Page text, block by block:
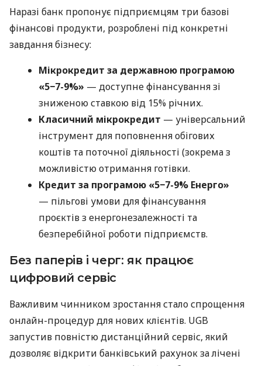
Наразі банк пропонує підприємцям три базові
фінансові продукти, розроблені під конкретні
завдання бізнесу:
Мікрокредит за державною програмою
«5−7-9%» — доступне фінансування зі
зниженою ставкою від 15% річних.
Класичний мікрокредит — універсальний
інструмент для поповнення обігових
коштів та поточної діяльності (зокрема з
можливістю отримання готівки.
Кредит за програмою «5−7-9% Енерго»
— пільгові умови для фінансування
проєктів з енергонезалежності та
безперебійної роботи підприємств.
Без паперів і черг: як працює
цифровий сервіс
Важливим чинником зростання стало спрощення
онлайн-процедур для нових клієнтів. UGB
запустив повністю дистанційний сервіс, який
дозволяє відкрити банківський рахунок за лічені